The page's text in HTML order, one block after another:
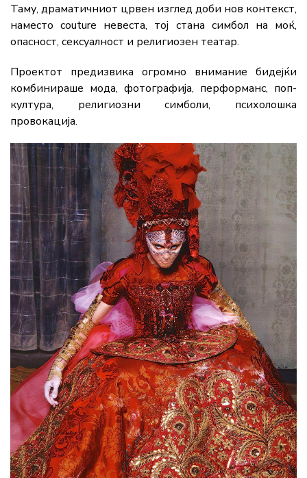
Таму, драматичниот црвен изглед доби нов контекст,
наместо couture невеста, тој стана симбол на моќ,
опасност, сексуалност и религиозен театар.
Проектот предизвика огромно внимание бидејќи
комбинираше мода, фотографија, перформанс, поп-
култура, религиозни симболи, психолошка
провокација.